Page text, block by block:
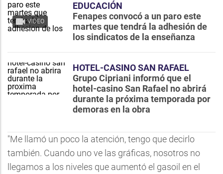
VIDEO
EDUCACIÓN
Fenapes convocó a un paro este
martes que tendrá la adhesión de
los sindicatos de la enseñanza
HOTEL-CASINO SAN RAFAEL
Grupo Cipriani informó que el
hotel-casino San Rafael no abrirá
durante la próxima temporada por
demoras en la obra
"Me llamó un poco la atención, tengo que decirlo
también. Cuando uno ve las gráficas, nosotros no
llegamos a los niveles que aumentó el gasoil en el